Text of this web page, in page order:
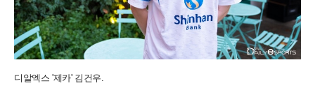
디알엑스 '제카' 김건우.